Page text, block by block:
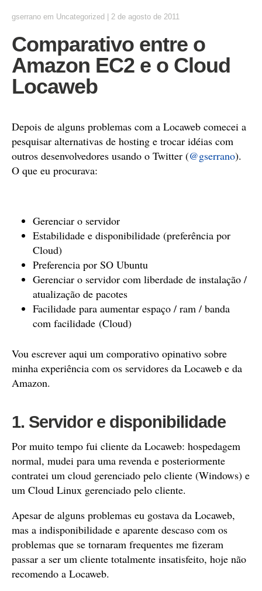
gserrano em Uncategorized 2 de agosto de 2011
Comparativo entre o
Amazon EC2 e o Cloud
Locaweb
Depois de alguns problemas com a Locaweb comecei a
pesquisar alternativas de hosting e trocar idéias com
outros desenvolvedores usando o Twitter (@gserrano).
O que eu procurava:
Gerenciar o servidor
Estabilidade e disponibilidade (preferência por
Cloud)
Preferencia por SO Ubuntu
Gerenciar o servidor com liberdade de instalação /
atualização de pacotes
Facilidade para aumentar espaço / ram / banda
com facilidade (Cloud)
Vou escrever aqui um comporativo opinativo sobre
minha experiência com os servidores da Locaweb e da
Amazon.
1. Servidor e disponibilidade
Por muito tempo fui cliente da Locaweb: hospedagem
normal, mudei para uma revenda e posteriormente
contratei um cloud gerenciado pelo cliente (Windows) e
um Cloud Linux gerenciado pelo cliente.
Apesar de alguns problemas eu gostava da Locaweb,
mas a indisponibilidade e aparente descaso com os
problemas que se tornaram frequentes me fizeram
passar a ser um cliente totalmente insatisfeito, hoje não
recomendo a Locaweb.